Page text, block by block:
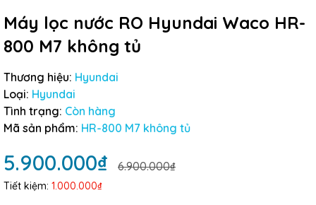
Máy lọc nước RO Hyundai Waco HR-
800 M7 không tủ
Thương hiệu: Hyundai
Loại: Hyundai
Tình trạng: Còn hàng
Mã sản phẩm: HR-800 M7 không tủ
5.900.000₫ 6.900.000₫
Tiết kiệm: 1.000.000₫